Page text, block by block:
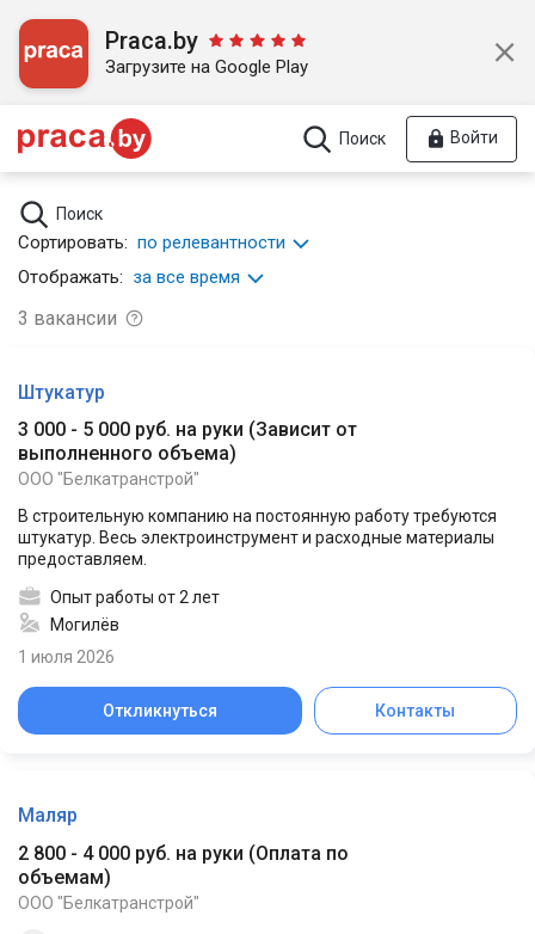
Praca.by
Загрузите на Google Play
Поиск Войти
Поиск
Сортировать: по релевантности
Отображать: за все время
3 вакансии
Штукатур
3 000 - 5 000 руб. на руки (Зависит от
выполненного объема)
ООО "Белкатранстрой"
В строительную компанию на постоянную работу требуются
штукатур. Весь электроинструмент и расходные материалы
предоставляем.
Опыт работы от 2 лет
Могилёв
1 июля 2026
Откликнуться Контакты
Маляр
2 800 - 4 000 руб. на руки (Оплата по
объемам)
ООО "Белкатранстрой"